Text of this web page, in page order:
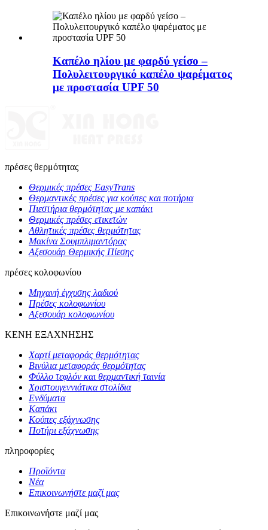
Καπέλο ηλίου με φαρδύ γείσο –
Πολυλειτουργικό καπέλο ψαρέματος
με προστασία UPF 50
πρέσες θερμότητας
Θερμικές πρέσες EasyTrans
Θερμαντικές πρέσες για κούπες και ποτήρια
Πιεστήρια θερμότητας με καπάκι
Θερμικές πρέσες ετικετών
Αθλητικές πρέσες θερμότητας
Μακίνα Σουμπλιμαντόρας
Αξεσουάρ Θερμικής Πίεσης
πρέσες κολοφωνίου
Μηχανή έγχυσης λαδιού
Πρέσες κολοφωνίου
Αξεσουάρ κολοφωνίου
ΚΕΝΗ ΕΞΑΧΝΗΣΗΣ
Χαρτί μεταφοράς θερμότητας
Βινύλια μεταφοράς θερμότητας
Φύλλο τεφλόν και θερμαντική ταινία
Χριστουγεννιάτικα στολίδια
Ενδύματα
Καπάκι
Κούπες εξάχνωσης
Ποτήρι εξάχνωσης
πληροφορίες
Προϊόντα
Νέα
Επικοινωνήστε μαζί μας
Επικοινωνήστε μαζί μας